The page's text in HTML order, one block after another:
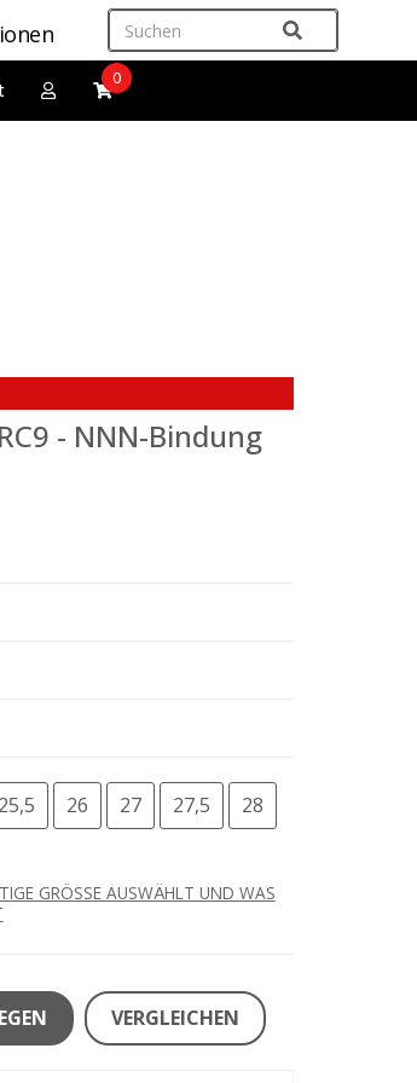
0
- NNN-Bindung
25,5 26 27 27,5
28
GRÖSSE AUSWÄHLT UND WAS
VERGLEICHEN